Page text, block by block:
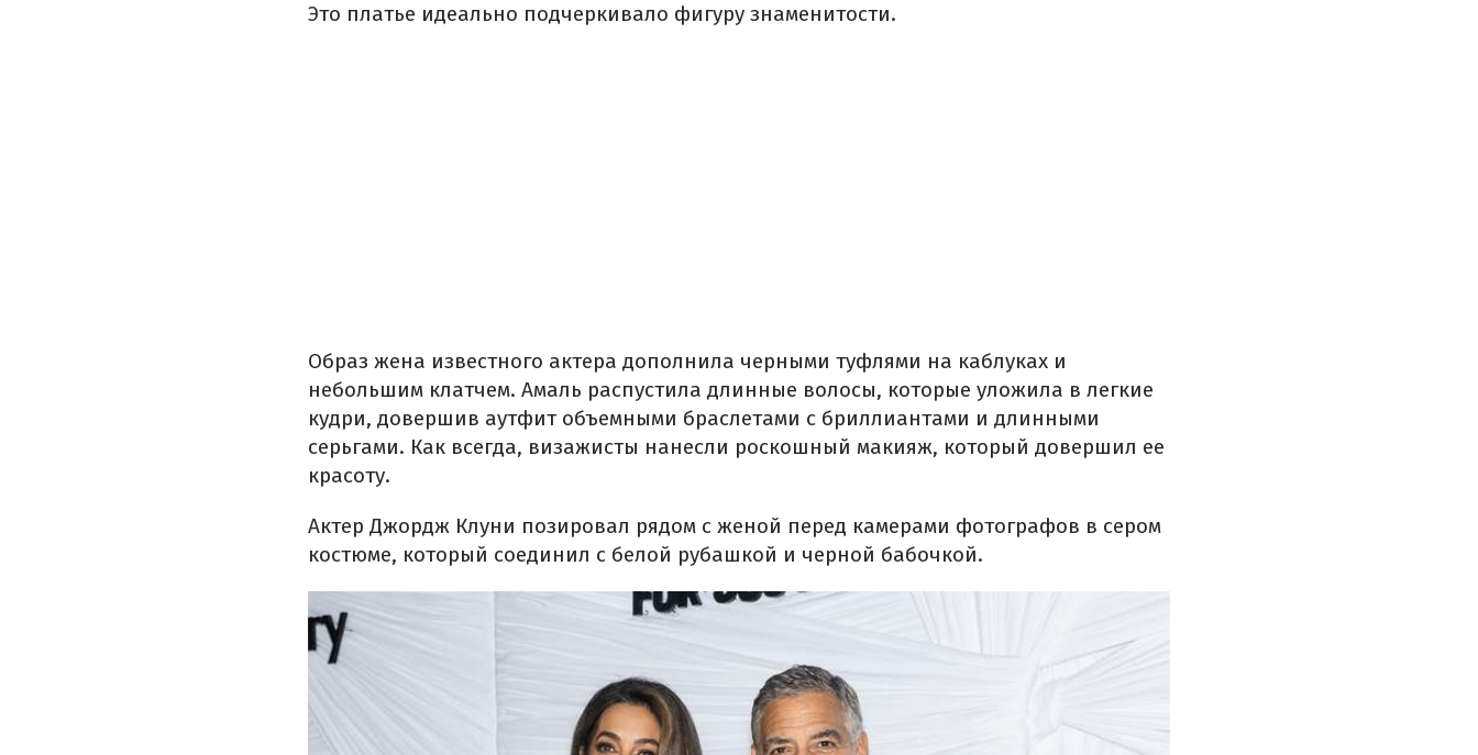
Это платье идеально подчеркивало фигуру знаменитости.
Образ жена известного актера дополнила черными туфлями на каблуках и
небольшим клатчем. Амаль распустила длинные волосы, которые уложила в легкие
кудри, довершив аутфит объемными браслетами с бриллиантами и длинными
серьгами. Как всегда, визажисты нанесли роскошный макияж, который довершил ее
красоту.
Актер Джордж Клуни позировал рядом с женой перед камерами фотографов в сером
костюме, который соединил с белой рубашкой и черной бабочкой.